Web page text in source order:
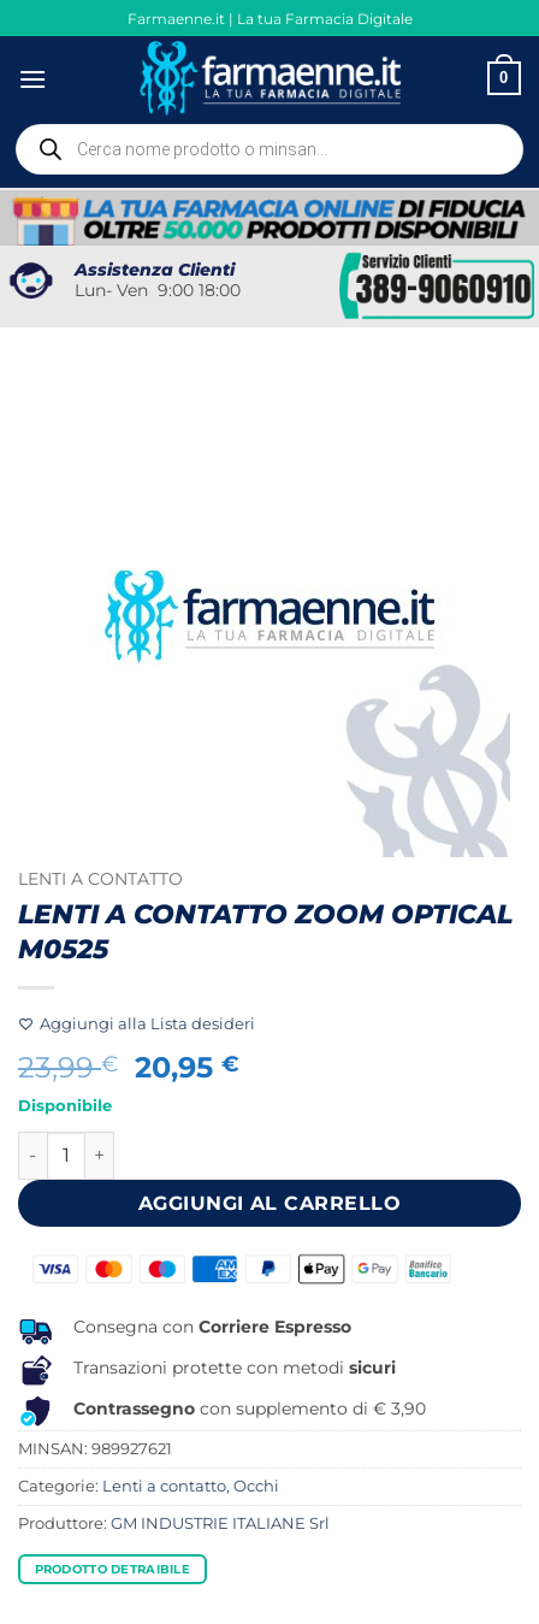
ai
contenuti
Farmaenne.it | La tua Farmacia Digitale
0
Ricerca
prodotti
Assistenza Clienti
Lun- Ven 9:00 18:00
LENTI A CONTATTO
LENTI A CONTATTO ZOOM OPTICAL
M0525
Aggiungi alla Lista desideri
23,99€
Il
23,99 €.
20,95€
20,95 €.
Disponibile
LENTI A CONTATTO ZOOM OPTICAL M0525 quantità
AGGIUNGI AL CARRELLO
Consegna con Corriere Espresso
Transazioni protette con metodi sicuri
Contrassegno con supplemento di € 3,90
MINSAN: 989927621
Categorie: Lenti a contatto, Occhi
Produttore: GM INDUSTRIE ITALIANE Srl
PRODOTTO DETRAIBILE